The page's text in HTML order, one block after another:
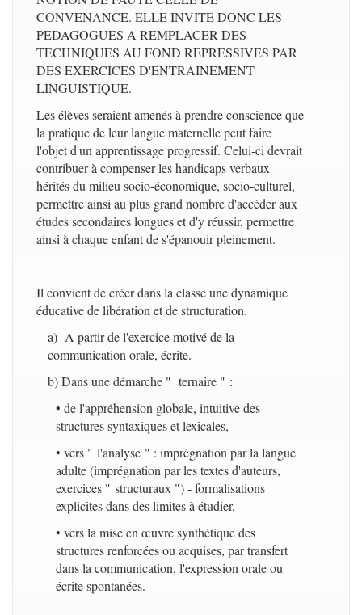
CONVENANCE. ELLE INVITE DONC LES
PEDAGOGUES A REMPLACER DES
TECHNIQUES AU FOND REPRESSIVES PAR
DES EXERCICES D'ENTRAINEMENT
LINGUISTIQUE.
Les élèves seraient amenés à prendre conscience que
la pratique de leur langue maternelle peut faire
l'objet d'un apprentissage progressif. Celui-ci devrait
contribuer à compenser les handicaps verbaux
hérités du milieu socio-économique, socio-culturel,
permettre ainsi au plus grand nombre d'accéder aux
études secondaires longues et d'y réussir, permettre
ainsi à chaque enfant de s'épanouir pleinement.
Il convient de créer dans la classe une dynamique
éducative de libération et de structuration.
a) A partir de l'exercice motivé de la
communication orale, écrite.
b) Dans une démarche " ternaire " :
• de l'appréhension globale, intuitive des
structures syntaxiques et lexicales,
• vers " l'analyse " : imprégnation par la langue
adulte (imprégnation par les textes d'auteurs,
exercices " structuraux ") - formalisations
explicites dans des limites à étudier,
• vers la mise en œuvre synthétique des
structures renforcées ou acquises, par transfert
dans la communication, l'expression orale ou
écrite spontanées.